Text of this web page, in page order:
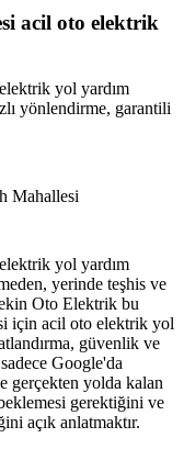
acil oto elektrik
yol yardım
yönlendirme, garantili
Mahallesi
yol yardım
yerinde teşhis ve
Oto Elektrik bu
için acil oto elektrik yol
güvenlik ve
Google'da
gerçekten yolda kalan
gerektiğini ve
açık anlatmaktır.